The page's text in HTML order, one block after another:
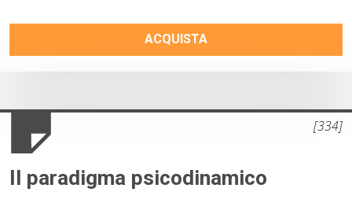
ACQUISTA
Il paradigma psicodinamico
[334]